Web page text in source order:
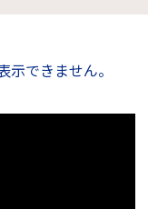
できません。